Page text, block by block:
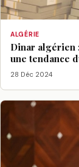
ALGÉRIE
Dinar algérien
une tendance
28 Déc 2024